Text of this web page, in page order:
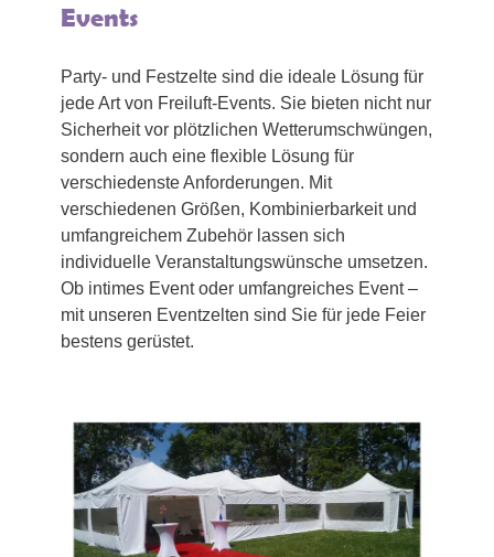
Events
Party- und Festzelte sind die ideale Lösung für
jede Art von Freiluft-Events. Sie bieten nicht nur
Sicherheit vor plötzlichen Wetterumschwüngen,
sondern auch eine flexible Lösung für
verschiedenste Anforderungen. Mit
verschiedenen Größen, Kombinierbarkeit und
umfangreichem Zubehör lassen sich
individuelle Veranstaltungswünsche umsetzen.
Ob intimes Event oder umfangreiches Event –
mit unseren Eventzelten sind Sie für jede Feier
bestens gerüstet.